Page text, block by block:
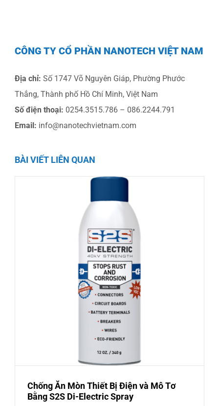
CÔNG TY CỔ PHẦN NANOTECH VIỆT NAM
Địa chỉ: Số 1747 Võ Nguyên Giáp, Phường Phước
Thắng, Thành phố Hồ Chí Minh, Việt Nam
Số điện thoại: 0254.3515.786 – 086.2244.791
Email: info@nanotechvietnam.com
BÀI VIẾT LIÊN QUAN
Chống Ăn Mòn Thiết Bị Điện và Mô Tơ
Bằng S2S Di-Electric Spray